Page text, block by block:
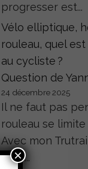
progresser est...
Vélo elliptique,
rouleau, quel
au cycliste ?
Question de
24 décembre 2025
Il ne faut pas
rouleau se
Avec mon
sans...
×